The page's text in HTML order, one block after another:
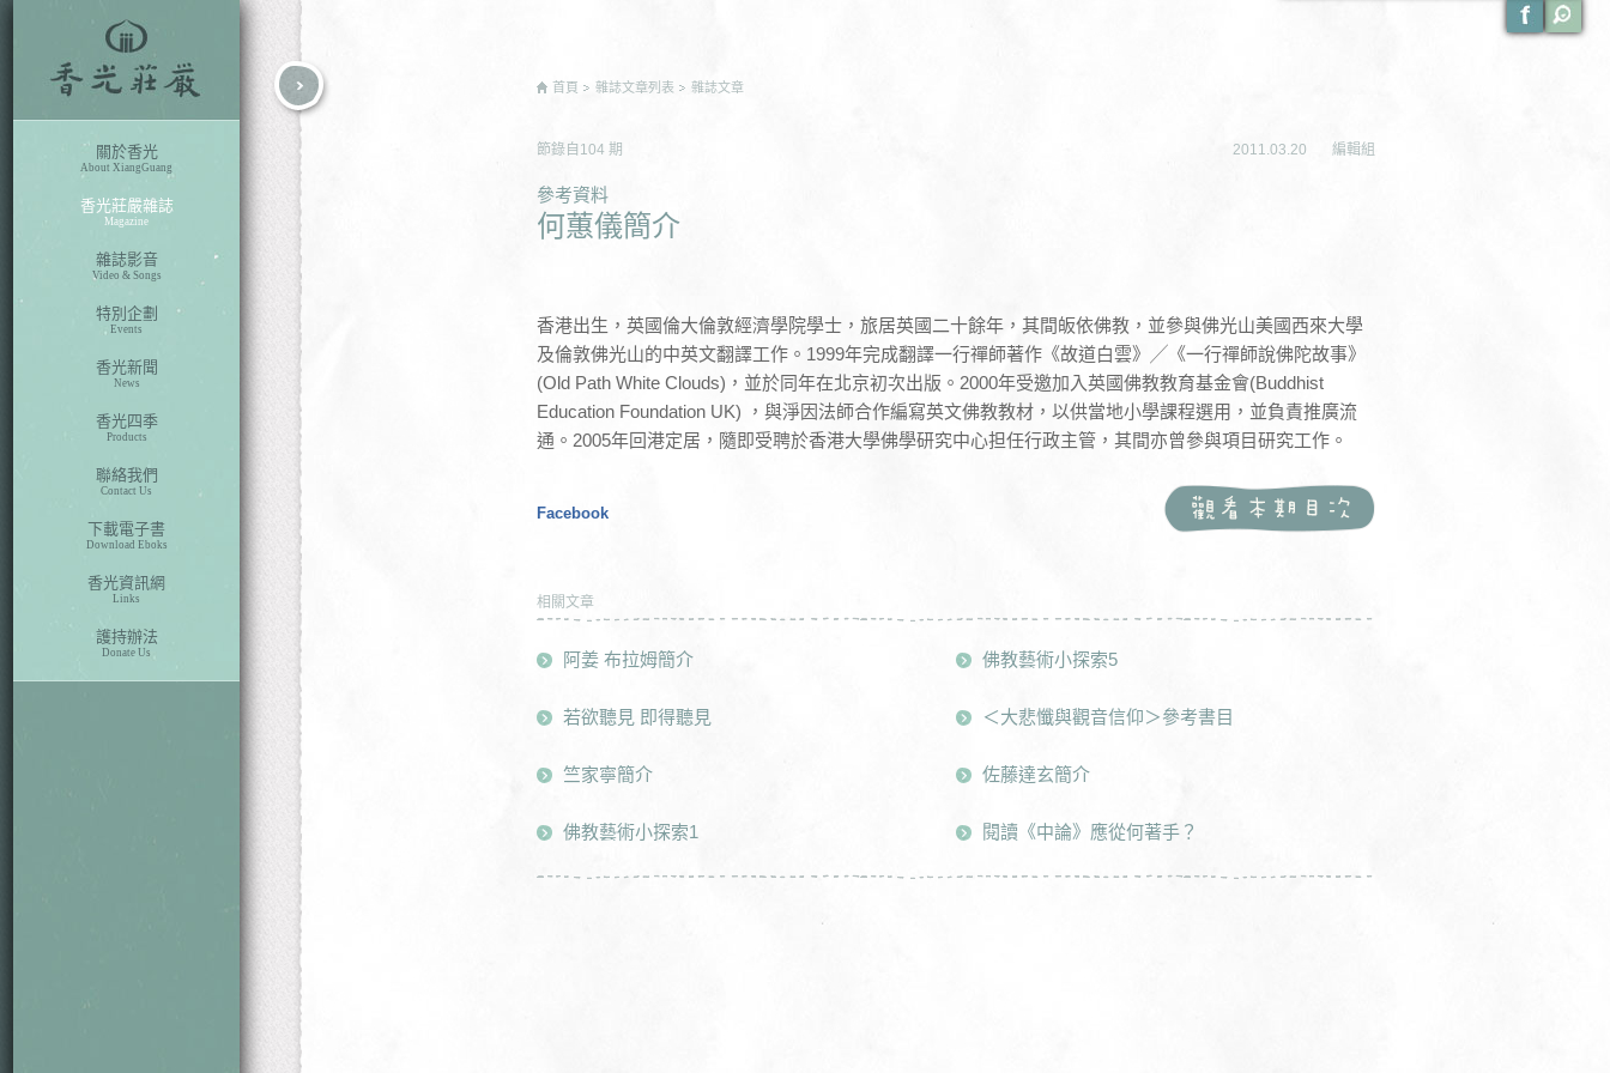
關於香光
About XiangGuang
香光莊嚴雜誌
Magazine
雜誌影音
Video & Songs
特別企劃
Events
香光新聞
News
香光四季
Products
聯絡我們
Contact Us
下載電子書
Download Eboks
香光資訊網
Links
護持辦法
Donate Us
首頁 雜誌文章列表 雜誌文章
節錄自 104 期 2011.03.20 編輯組
參考資料
何蕙儀簡介
香港出生，英國倫大倫敦經濟學院學士，旅居英國二十餘年，其間皈依佛教，並參與佛光山美國西來大學
及倫敦佛光山的中英文翻譯工作。1999年完成翻譯一行禪師著作《故道白雲》╱《一行禪師說佛陀故事》
(Old Path White Clouds)，並於同年在北京初次出版。2000年受邀加入英國佛教教育基金會(Buddhist
Education Foundation UK) ，與淨因法師合作編寫英文佛教教材，以供當地小學課程選用，並負責推廣流
通。2005年回港定居，隨即受聘於香港大學佛學研究中心担任行政主管，其間亦曾參與項目研究工作。
Facebook
相關文章
阿姜 布拉姆簡介
若欲聽見 即得聽見
竺家寧簡介
佛教藝術小探索1
佛教藝術小探索5
＜大悲懺與觀音信仰＞參考書目
佐藤達玄簡介
閱讀《中論》應從何著手？